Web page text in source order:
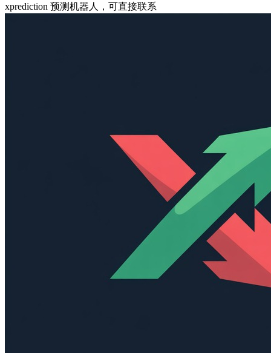
xprediction 预测机器人，可直接联系